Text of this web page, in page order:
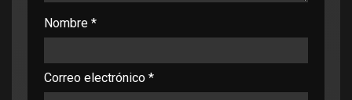
Nombre *
Correo electrónico *